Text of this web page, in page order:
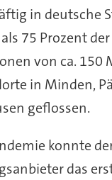
in deutsche
75 Prozent der
von ca. 150
in Minden,
geflossen.
konnte
das